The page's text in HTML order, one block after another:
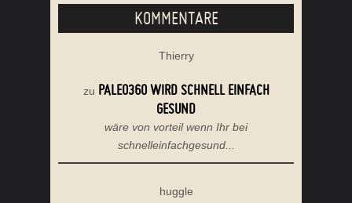
KOMMENTARE
Thierry
zu PALEO360 WIRD SCHNELL EINFACH
GESUND
wäre von vorteil wenn Ihr bei
schnelleinfachgesund...
huggle